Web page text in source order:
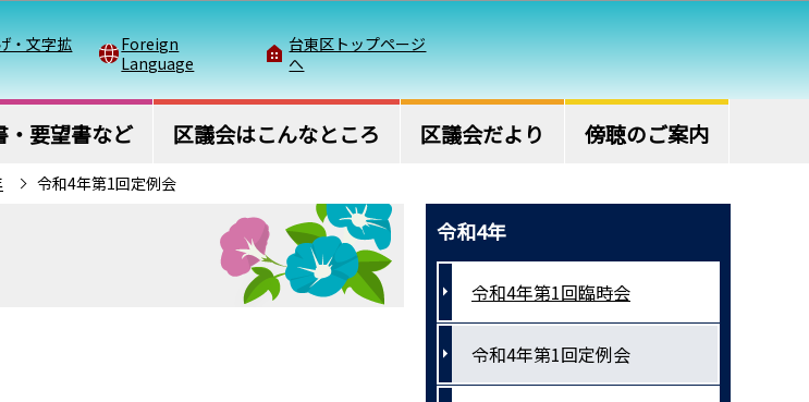
ページの本文へ移動
・文字拡
Foreign
Language
台東区トップページ
へ
・要望書など 区議会はこんなところ 区議会だより 傍聴のご案内
令和4年第1回定例会
令和4年
令和4年第1回臨時会
令和4年第1回定例会